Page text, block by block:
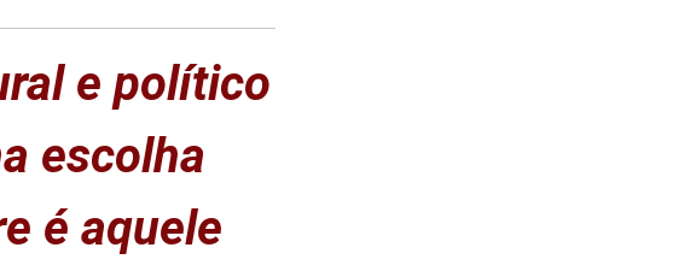
e político
escolha
é aquele